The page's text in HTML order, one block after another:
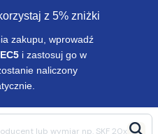
z 5% zniżki
zakupu, wprowadź
i zastosuj go w
naliczony